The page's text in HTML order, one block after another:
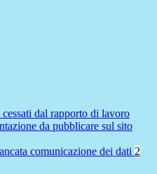
dal rapporto di lavoro
da pubblicare sul sito
comunicazione dei dati 2